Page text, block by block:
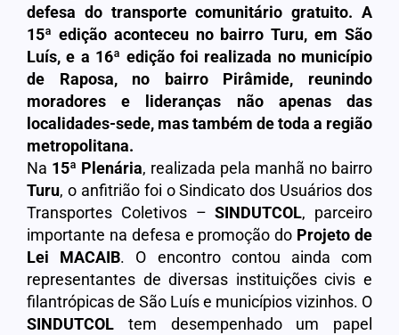
defesa do transporte comunitário gratuito. A
15ª edição aconteceu no bairro Turu, em São
Luís, e a 16ª edição foi realizada no município
de Raposa, no bairro Pirâmide, reunindo
moradores e lideranças não apenas das
localidades-sede, mas também de toda a região
metropolitana.
Na 15ª Plenária, realizada pela manhã no bairro
Turu, o anfitrião foi o Sindicato dos Usuários dos
Transportes Coletivos –SINDUTCOL, parceiro
importante na defesa e promoção do Projeto de
Lei MACAIB. O encontro contou ainda com
representantes de diversas instituições civis e
filantrópicas de São Luís e municípios vizinhos. O
SINDUTCOL tem desempenhado um papel